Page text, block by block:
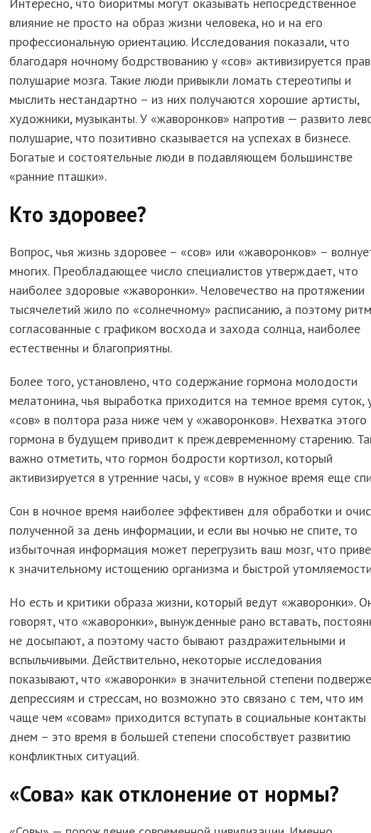
влияние не просто на образ жизни человека, но и на его
профессиональную ориентацию. Исследования показали, что
благодаря ночному бодрствованию у «сов» активизируется
полушарие мозга. Такие люди привыкли ломать стереотипы и
мыслить нестандартно – из них получаются хорошие артисты,
художники, музыканты. У «жаворонков» напротив — развито
полушарие, что позитивно сказывается на успехах в бизнесе.
Богатые и состоятельные люди в подавляющем большинстве
«ранние пташки».
Кто здоровее?
Вопрос, чья жизнь здоровее – «сов» или «жаворонков» –
многих. Преобладающее число специалистов утверждает, что
наиболее здоровые «жаворонки». Человечество на протяжении
тысячелетий жило по «солнечному» расписанию, а поэтому
согласованные с графиком восхода и захода солнца, наиболее
естественны и благоприятны.
Более того, установлено, что содержание гормона молодости
мелатонина, чья выработка приходится на темное время суток,
«сов» в полтора раза ниже чем у «жаворонков». Нехватка этого
гормона в будущем приводит к преждевременному старению.
важно отметить, что гормон бодрости кортизол, который
активизируется в утренние часы, у «сов» в нужное время еще
Сон в ночное время наиболее эффективен для обработки и
полученной за день информации, и если вы ночью не спите, то
избыточная информация может перегрузить ваш мозг, что
к значительному истощению организма и быстрой
Но есть и критики образа жизни, который ведут «жаворонки».
говорят, что «жаворонки», вынужденные рано вставать,
не досыпают, а поэтому часто бывают раздражительными и
вспыльчивыми. Действительно, некоторые исследования
показывают, что «жаворонки» в значительной степени
депрессиям и стрессам, но возможно это связано с тем, что им
чаще чем «совам» приходится вступать в социальные контакты
днем – это время в большей степени способствует развитию
конфликтных ситуаций.
«Сова» как отклонение от нормы?